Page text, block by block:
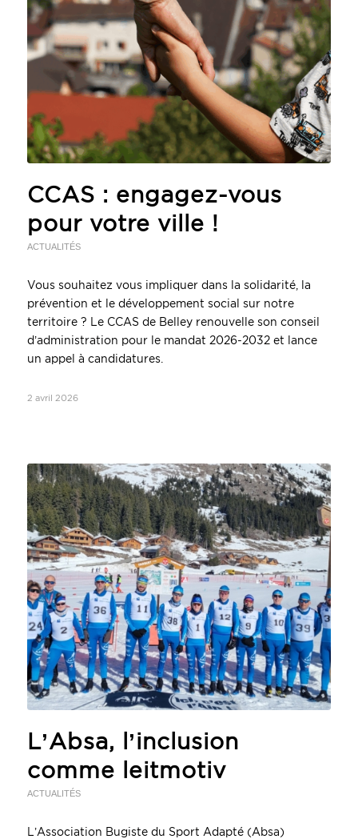
CCAS : engagez-vous
pour votre ville !
ACTUALITÉS
Vous souhaitez vous impliquer dans la solidarité, la
prévention et le développement social sur notre
territoire ? Le CCAS de Belley renouvelle son conseil
d’administration pour le mandat 2026-2032 et lance
un appel à candidatures.
2 avril 2026
L’Absa, l’inclusion
comme leitmotiv
ACTUALITÉS
L’Association Bugiste du Sport Adapté (Absa)